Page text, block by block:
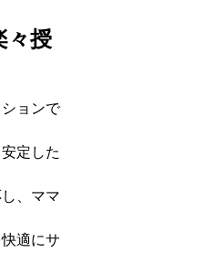
々授
ョンで
定した
、ママ
適にサ